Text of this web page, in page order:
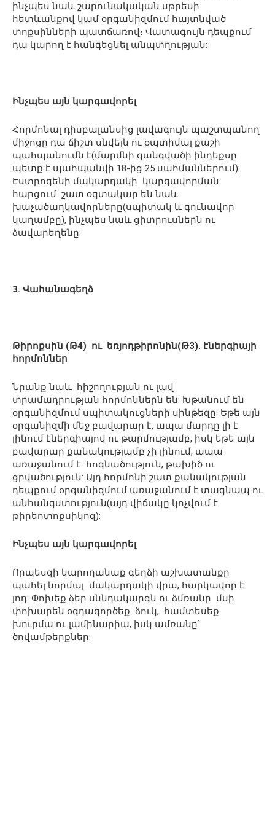
ինչպես նաև շարունակական սթրեսի
հետևանքով կամ օրգանիզմում հայտնված
տոքսինների պատճառով։ Վատագույն դեպքում
դա կարող է հանգեցնել անպտղության:
Ինչպես այն կարգավորել
Հորմոնալ դիսբալանսից լավագույն պաշտպանող
միջոցը դա ճիշտ սնվելն ու օպտիմալ քաշի
պահպանումն է(մարմնի զանգվածի ինդեքսը
պետք է պահպանվի 18-ից 25 սահմաններում):
Էստրոգենի մակարդակի կարգավորման
հարցում շատ օգտակար են նաև
խաչածաղկավորները(սպիտակ և գունավոր
կաղամբը), ինչպես նաև ցիտրուսներն ու
ձավարեղենը:
3. Վահանագեղձ
Թիրոքսին (Թ4) ու եռյոդթիրոնին(Թ3). էներգիայի
հորմոններ
Նրանք նաև հիշողության ու լավ
տրամադրության հորմոններն են: Խթանում են
օրգանիզմում սպիտակուցների սինթեզը: Եթե այն
օրգանիզմի մեջ բավարար է, ապա մարդը լի է
լինում էներգիայով ու թարմությամբ, իսկ եթե այն
բավարար քանակությամբ չի լինում, ապա
առաջանում է հոգնածություն, թախիծ ու
ցրվածություն: Այդ հորմոնի շատ քանակության
դեպքում օրգանիզմում առաջանում է տագնապ ու
անհանգստություն(այդ վիճակը կոչվում է
թիրեոտոքսիկոզ):
Ինչպես այն կարգավորել
Որպեսզի կարողանաք գեղձի աշխատանքը
պահել նորմալ մակարդակի վրա, հարկավոր է
յոդ: Փոխեք ձեր սննդակարգն ու ձմռանը մսի
փոխարեն օգդագործեք ձուկ, համտեսեք
խուրմա ու լամինարիա, իսկ ամռանը՝
ծովամթերքներ: